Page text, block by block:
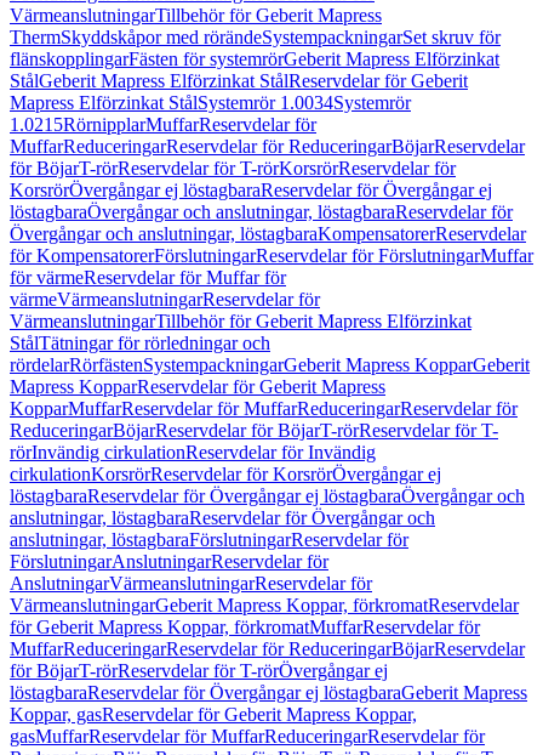
VärmeanslutningarTillbehör för Geberit Mapress
ThermSkyddskåpor med rörändeSystempackningarSet skruv för
flänskopplingarFästen för systemrörGeberit Mapress Elförzinkat
StålGeberit Mapress Elförzinkat StålReservdelar för Geberit
Mapress Elförzinkat StålSystemrör 1.0034Systemrör
1.0215RörnipplarMuffarReservdelar för
MuffarReduceringarReservdelar för ReduceringarBöjarReservdelar
för BöjarT-rörReservdelar för T-rörKorsrörReservdelar för
KorsrörÖvergångar ej löstagbaraReservdelar för Övergångar ej
löstagbaraÖvergångar och anslutningar, löstagbaraReservdelar för
Övergångar och anslutningar, löstagbaraKompensatorerReservdelar
för KompensatorerFörslutningarReservdelar för FörslutningarMuffar
för värmeReservdelar för Muffar för
värmeVärmeanslutningarReservdelar för
VärmeanslutningarTillbehör för Geberit Mapress Elförzinkat
StålTätningar för rörledningar och
rördelarRörfästenSystempackningarGeberit Mapress KopparGeberit
Mapress KopparReservdelar för Geberit Mapress
KopparMuffarReservdelar för MuffarReduceringarReservdelar för
ReduceringarBöjarReservdelar för BöjarT-rörReservdelar för T-
rörInvändig cirkulationReservdelar för Invändig
cirkulationKorsrörReservdelar för KorsrörÖvergångar ej
löstagbaraReservdelar för Övergångar ej löstagbaraÖvergångar och
anslutningar, löstagbaraReservdelar för Övergångar och
anslutningar, löstagbaraFörslutningarReservdelar för
FörslutningarAnslutningarReservdelar för
AnslutningarVärmeanslutningarReservdelar för
VärmeanslutningarGeberit Mapress Koppar, förkromatReservdelar
för Geberit Mapress Koppar, förkromatMuffarReservdelar för
MuffarReduceringarReservdelar för ReduceringarBöjarReservdelar
för BöjarT-rörReservdelar för T-rörÖvergångar ej
löstagbaraReservdelar för Övergångar ej löstagbaraGeberit Mapress
Koppar, gasReservdelar för Geberit Mapress Koppar,
gasMuffarReservdelar för MuffarReduceringarReservdelar för